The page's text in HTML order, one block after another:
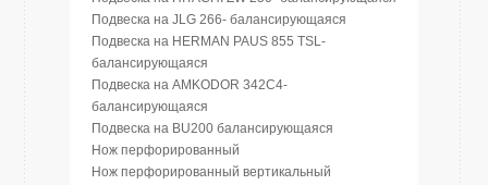
Подвеска на JLG 266- балансирующаяся
Подвеска на HERMAN PAUS 855 TSL-
балансирующаяся
Подвеска на AMKODOR 342C4-
балансирующаяся
Подвеска на BU200 балансирующаяся
Нож перфорированный
Нож перфорированный вертикальный